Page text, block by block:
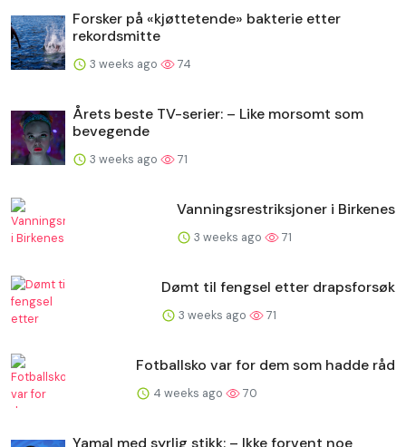
Forsker på «kjøttetende» bakterie etter
rekordsmitte
3 weeks ago 74
Årets beste TV-serier: – Like morsomt som
bevegende
3 weeks ago 71
Vanningsrestriksjoner i Birkenes
3 weeks ago 71
Dømt til fengsel etter drapsforsøk
3 weeks ago 71
Fotballsko var for dem som hadde råd
4 weeks ago 70
Yamal med syrlig stikk: – Ikke forvent noe